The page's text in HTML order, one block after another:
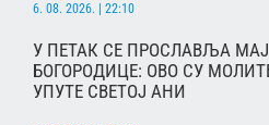
6. 08. 2026. | 22:10
У ПЕТАК СЕ ПРОСЛАВЉА
БОГОРОДИЦЕ: ОВО СУ
УПУТЕ СВЕТОЈ АНИ